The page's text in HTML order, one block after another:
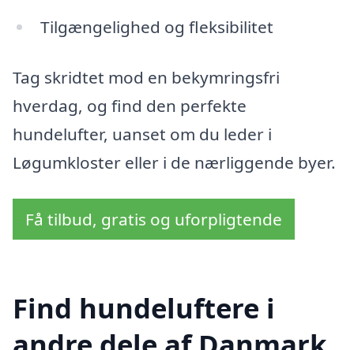
Tilgængelighed og fleksibilitet
Tag skridtet mod en bekymringsfri
hverdag, og find den perfekte
hundelufter, uanset om du leder i
Løgumkloster eller i de nærliggende byer.
Få tilbud, gratis og uforpligtende
Find hundeluftere i